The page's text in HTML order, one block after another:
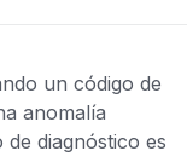
un código de
anomalía
de diagnóstico es